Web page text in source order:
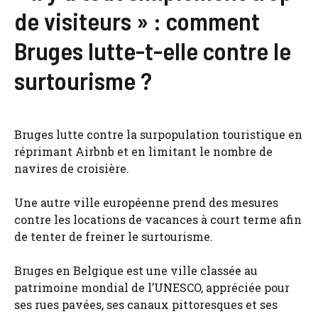
de visiteurs » : comment
Bruges lutte-t-elle contre le
surtourisme ?
Bruges lutte contre la surpopulation touristique en
réprimant Airbnb et en limitant le nombre de
navires de croisière.
Une autre ville européenne prend des mesures
contre les locations de vacances à court terme afin
de tenter de freiner le surtourisme.
Bruges en Belgique est une ville classée au
patrimoine mondial de l’UNESCO, appréciée pour
ses rues pavées, ses canaux pittoresques et ses